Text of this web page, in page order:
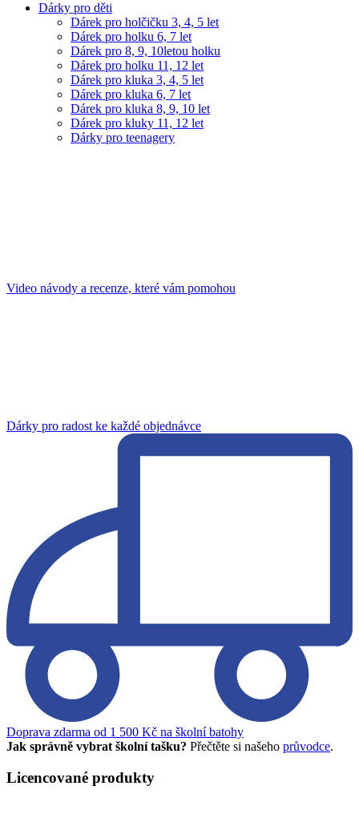
Dárky pro děti
Dárek pro holčičku 3, 4, 5 let
Dárek pro holku 6, 7 let
Dárek pro 8, 9, 10letou holku
Dárek pro holku 11, 12 let
Dárek pro kluka 3, 4, 5 let
Dárek pro kluka 6, 7 let
Dárek pro kluka 8, 9, 10 let
Dárek pro kluky 11, 12 let
Dárky pro teenagery
Video návody a recenze, které vám pomohou
Dárky pro radost ke každé objednávce
Doprava zdarma od 1 500 Kč na školní batohy
Jak správně vybrat školní tašku? Přečtěte si našeho průvodce.
Licencované produkty